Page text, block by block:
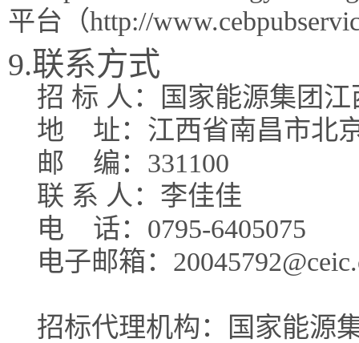
平台（http://
9.联系方式
招 标 人：国家能源集团
地
址：江西省南昌市北
邮
编：331100
联 系 人：李佳佳
电
话：0795-6405075
电子邮箱：
招标代理机构：国家能源